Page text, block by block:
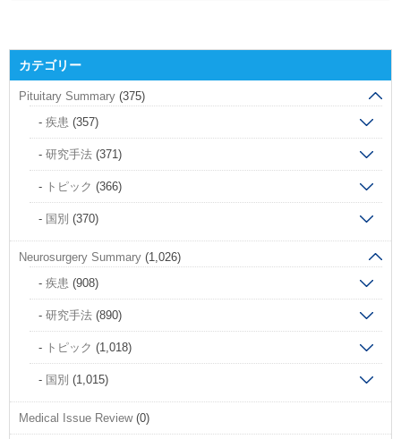
カテゴリー
Pituitary Summary (375)
疾患 (357)
研究手法 (371)
トピック (366)
国別 (370)
Neurosurgery Summary (1,026)
疾患 (908)
研究手法 (890)
トピック (1,018)
国別 (1,015)
Medical Issue Review(0)